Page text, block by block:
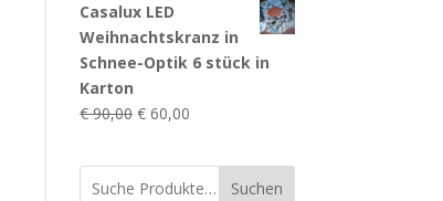
war:
€ 129,00€ 85,00.
Casalux LED
Weihnachtskranz in
Schnee-Optik 6 stück in
Karton
€90,00 Ursprünglicher
war:
€ 90,00
€ 60,00
ist:
€ 60,00.Suchen